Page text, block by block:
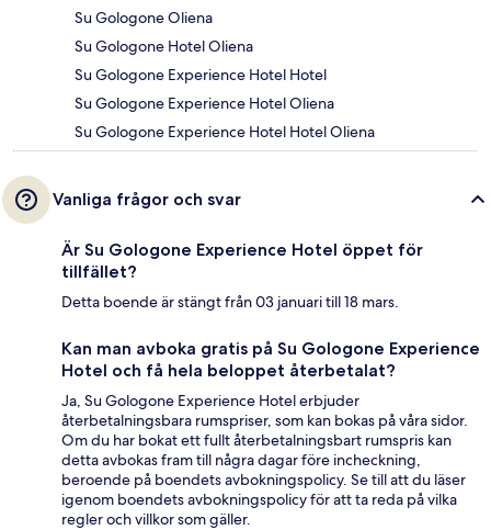
Su Gologone Oliena
Su Gologone Hotel Oliena
Su Gologone Experience Hotel Hotel
Su Gologone Experience Hotel Oliena
Su Gologone Experience Hotel Hotel Oliena
Vanliga frågor och svar
Är Su Gologone Experience Hotel öppet för
tillfället?
Detta boende är stängt från 03 januari till 18 mars.
Kan man avboka gratis på Su Gologone Experience
Hotel och få hela beloppet återbetalat?
Ja, Su Gologone Experience Hotel erbjuder
återbetalningsbara rumspriser, som kan bokas på våra sidor.
Om du har bokat ett fullt återbetalningsbart rumspris kan
detta avbokas fram till några dagar före incheckning,
beroende på boendets avbokningspolicy. Se till att du läser
igenom boendets avbokningspolicy för att ta reda på vilka
regler och villkor som gäller.